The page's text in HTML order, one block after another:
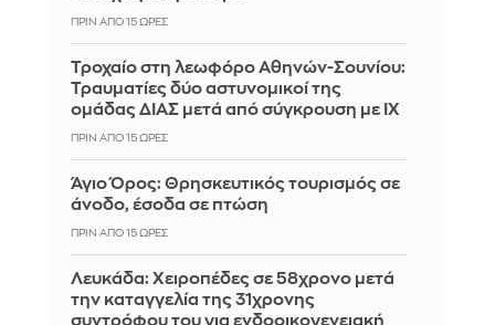
ΠΡΙΝ ΑΠΌ 15 ΏΡΕΣ
Τροχαίο στη λεωφόρο Αθηνών-Σουνίου:
Τραυματίες δύο αστυνομικοί της
ομάδας ΔΙΑΣ μετά από σύγκρουση με ΙΧ
ΠΡΙΝ ΑΠΌ 15 ΏΡΕΣ
Άγιο Όρος: Θρησκευτικός τουρισμός σε
άνοδο, έσοδα σε πτώση
ΠΡΙΝ ΑΠΌ 15 ΏΡΕΣ
Λευκάδα: Χειροπέδες σε 58χρονο μετά
την καταγγελία της 31χρονης
συντρόφου του για ενδοοικογενειακή